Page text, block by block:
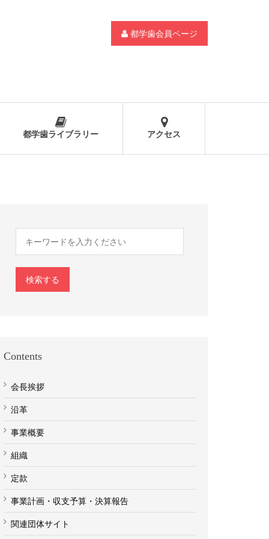
都学歯会員ページ
都学歯ライブラリー アクセス
検索する
Contents
会長挨拶
沿革
事業概要
組織
定款
事業計画・収支予算・決算報告
関連団体サイト